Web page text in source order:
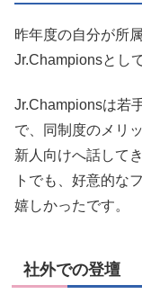
昨年度の自分が所
Jr.Championsとし
Jr.Championsは若
で、同制度のメリ
新人向けへ話して
トでも、好意的な
嬉しかったです。
社外での登壇